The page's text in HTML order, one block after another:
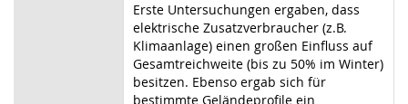
Erste Untersuchungen ergaben, dass
elektrische Zusatzverbraucher (z.B.
Klimaanlage) einen großen Einfluss auf
Gesamtreichweite (bis zu 50% im Winter)
besitzen. Ebenso ergab sich für
bestimmte Geländeprofile ein